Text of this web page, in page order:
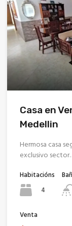
Casa en
Medellin
Hermosa casa
exclusivo
Habitacións
4
Venta